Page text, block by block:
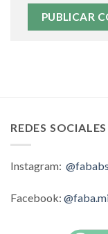
REDES SOCIALES
Instagram:
Facebook: